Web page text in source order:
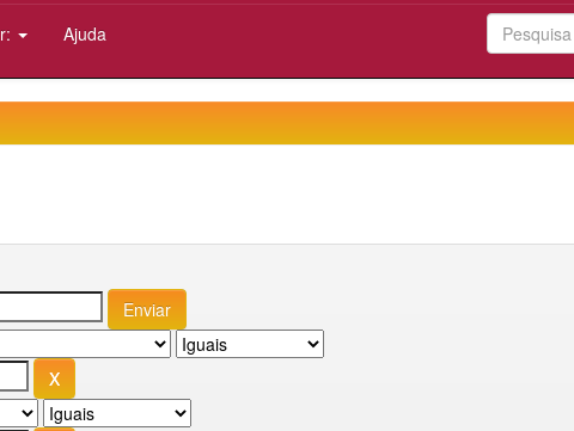
Ajuda